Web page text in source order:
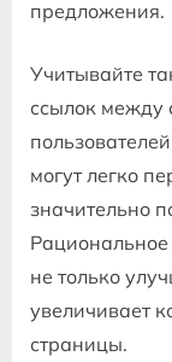
предложения.
Учитывайте
ссылок между
могут легко
значительно
Рациональное
не только
увеличивает
страницы.